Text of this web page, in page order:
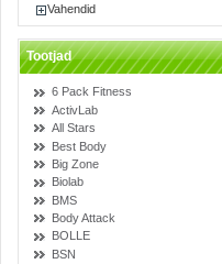
Vahendid
Tootjad
6 Pack Fitness
ActivLab
All Stars
Best Body
Big Zone
Biolab
BMS
Body Attack
BOLLE
BSN